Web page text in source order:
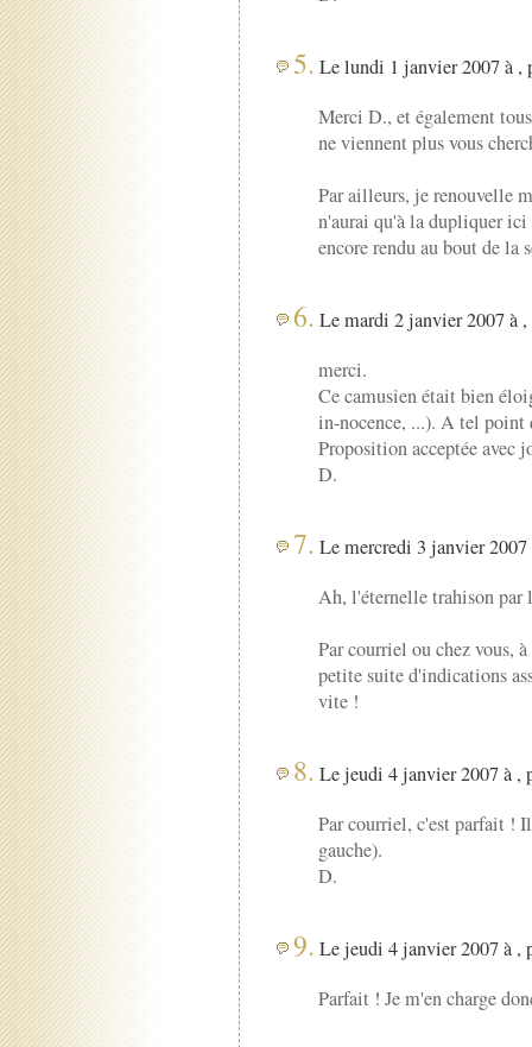
5. Le lundi 1 janvier 2007 à ,
Merci D., et également
ne viennent plus vous
Par ailleurs, je renouvelle
n'aurai qu'à la dupliquer ici
encore rendu au bout de la
6. Le mardi 2 janvier 2007 à
merci.
Ce camusien était bien
in-nocence, ...). A tel point
Proposition acceptée avec
D.
7. Le mercredi 3 janvier
Ah, l'éternelle trahison par
Par courriel ou chez vous,
petite suite d'indications
vite !
8. Le jeudi 4 janvier 2007 à ,
Par courriel, c'est parfait !
gauche).
D.
9. Le jeudi 4 janvier 2007 à ,
Parfait ! Je m'en charge